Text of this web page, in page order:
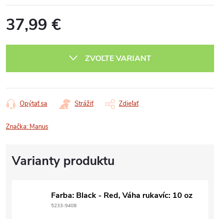
37,99 €
ZVOĽTE VARIANT
Opýtať sa Strážiť Zdieľať
Značka: Manus
Farba: Black - Red, Váha rukavíc: 10 oz
5233-9408